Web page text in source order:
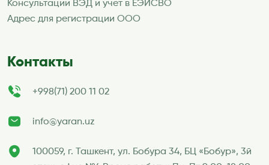
Консультации ВЭД и учет в ЕЭИСВО
Адрес для регистрации ООО
Контакты
+998(71) 200 11 02
info@yaran.uz
100059, г. Ташкент, ул. Бобура 34, БЦ «Бобур», 3й